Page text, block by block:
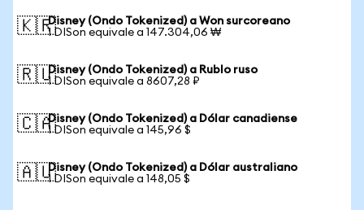
🇰🇷Disney (Ondo Tokenized) a Won surcoreano
1 DISon equivale a 147.304,06 ₩
🇷🇺Disney (Ondo Tokenized) a Rublo ruso
1 DISon equivale a 8607,28 ₽
🇨🇦Disney (Ondo Tokenized) a Dólar canadiense
1 DISon equivale a 145,96 $
🇦🇺Disney (Ondo Tokenized) a Dólar australiano
1 DISon equivale a 148,05 $